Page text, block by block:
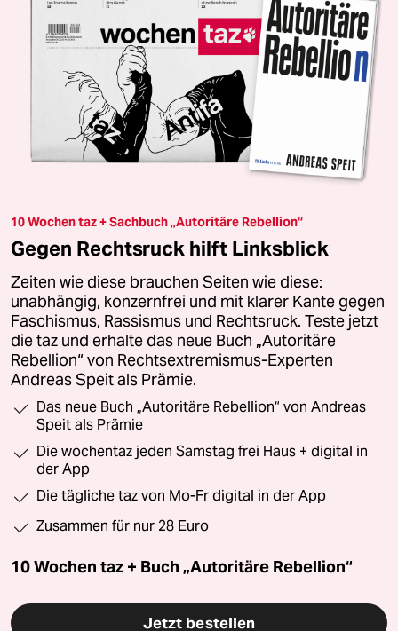
10 Wochen taz + Sachbuch „Autoritäre Rebellion“
Gegen Rechtsruck hilft Linksblick
Zeiten wie diese brauchen Seiten wie diese:
unabhängig, konzernfrei und mit klarer Kante gegen
Faschismus, Rassismus und Rechtsruck. Teste jetzt
die taz und erhalte das neue Buch „Autoritäre
Rebellion“ von Rechtsextremismus-Experten
Andreas Speit als Prämie.
Das neue Buch „Autoritäre Rebellion“ von Andreas
Speit als Prämie
Die wochentaz jeden Samstag frei Haus + digital in
der App
Die tägliche taz von Mo-Fr digital in der App
Zusammen für nur 28 Euro
10 Wochen taz + Buch „Autoritäre Rebellion“
Jetzt bestellen